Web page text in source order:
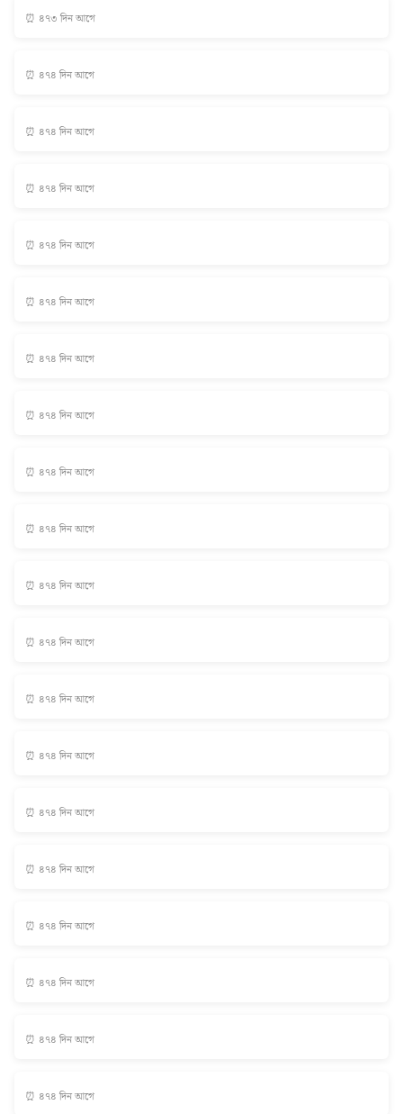
⏰ ৪৭৩ দিন আগে
⏰ ৪৭৪ দিন আগে
⏰ ৪৭৪ দিন আগে
⏰ ৪৭৪ দিন আগে
⏰ ৪৭৪ দিন আগে
⏰ ৪৭৪ দিন আগে
⏰ ৪৭৪ দিন আগে
⏰ ৪৭৪ দিন আগে
⏰ ৪৭৪ দিন আগে
⏰ ৪৭৪ দিন আগে
⏰ ৪৭৪ দিন আগে
⏰ ৪৭৪ দিন আগে
⏰ ৪৭৪ দিন আগে
⏰ ৪৭৪ দিন আগে
⏰ ৪৭৪ দিন আগে
⏰ ৪৭৪ দিন আগে
⏰ ৪৭৪ দিন আগে
⏰ ৪৭৪ দিন আগে
⏰ ৪৭৪ দিন আগে
⏰ ৪৭৪ দিন আগে